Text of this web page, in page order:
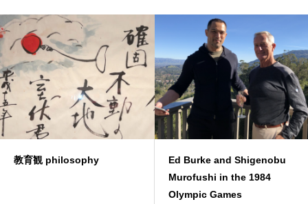
philosophy
Ed Burke and Shigenobu
Murofushi in the 1984
Olympic Games